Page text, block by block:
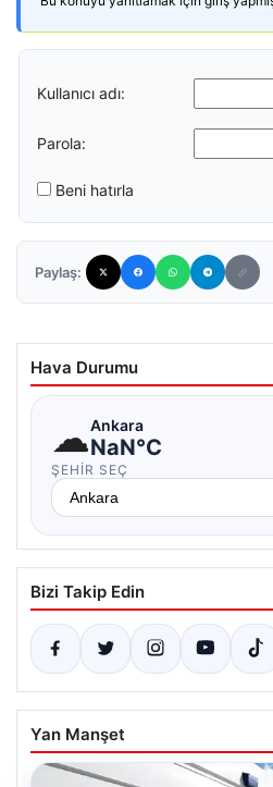
Kullanıcı adı:
Parola:
Beni hatırla
Paylaş:
Hava Durumu
☁Ankara
NaN°C
ŞEHIR SEÇ
Bizi Takip Edin
Yan Manşet